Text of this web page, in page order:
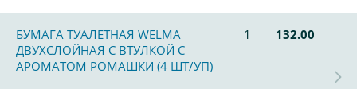
БУМАГА ТУАЛЕТНАЯ WELMA
ДВУХСЛОЙНАЯ С ВТУЛКОЙ С
АРОМАТОМ РОМАШКИ (4 ШТ/УП)
1 132.00